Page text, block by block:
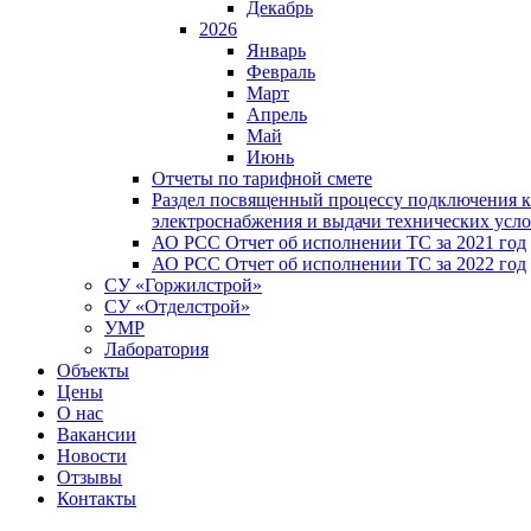
Декабрь
2026
Январь
Февраль
Март
Апрель
Май
Июнь
Отчеты по тарифной смете
Раздел посвященный процессу подключения к
электроснабжения и выдачи технических
АО РСС Отчет об исполнении ТС за 2021 год
АО РСС Отчет об исполнении ТС за 2022 год
СУ «Горжилстрой»
СУ «Отделстрой»
УМР
Лаборатория
Объекты
Цены
О нас
Вакансии
Новости
Отзывы
Контакты